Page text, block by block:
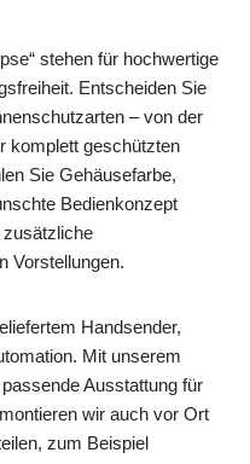
stehen für hochwertige
Entscheiden Sie
– von der
komplett geschützten
Sie Gehäusefarbe,
Bedienkonzept
Vorstellungen.
Handsender,
Mit unserem
Ausstattung für
wir auch vor Ort
zum Beispiel